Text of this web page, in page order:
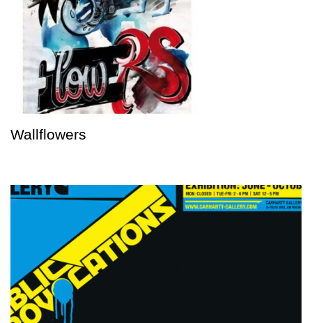
Wallflowers